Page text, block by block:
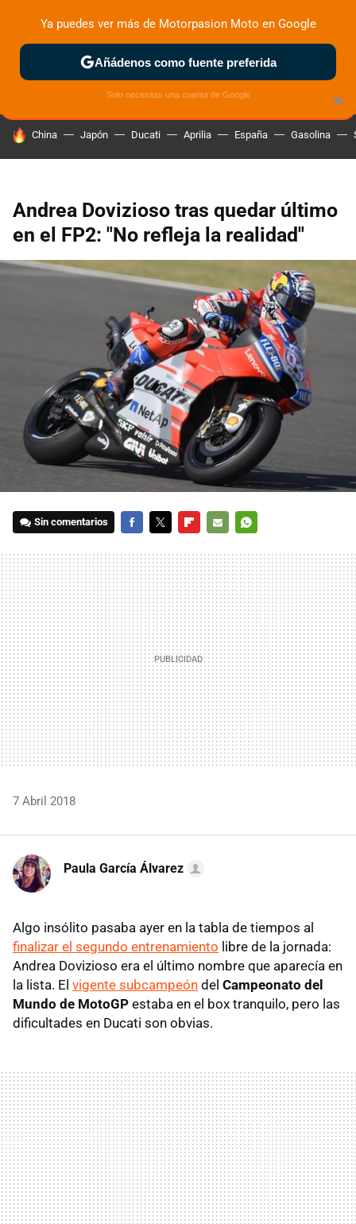
ZONA DE PRUEBAS DEPORTIVAS MOTOS ELÉCTRICAS
HOY SE HABLA DE
China Japón Ducati Aprilia España Gasolina
Andrea Dovizioso tras quedar último
en el FP2: "No refleja la realidad"
Sin comentarios
MAIL
7 Abril 2018
Paula García Álvarez
Algo insólito pasaba ayer en la tabla de tiempos al
finalizar el segundo entrenamiento libre de la jornada:
Andrea Dovizioso era el último nombre que aparecía en
la lista. El vigente subcampeón del Campeonato del
Mundo de MotoGP estaba en el box tranquilo, pero las
dificultades en Ducati son obvias.
×
Ya puedes ver más de Motorpasion Moto en Google
Añádenos como fuente preferida
Solo necesitas una cuenta de Google